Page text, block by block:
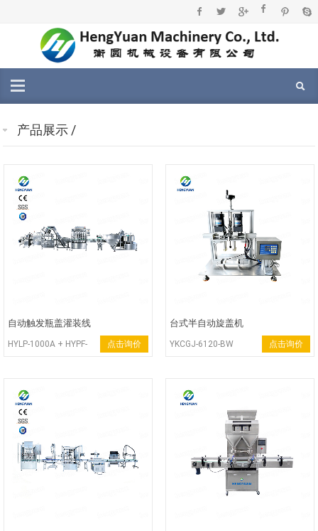
产品展示 /
自动触发瓶盖灌装线
HYLP-1000A + HYPF-
点击询价
台式半自动旋盖机
YKCGJ-6120-BW 点击询价